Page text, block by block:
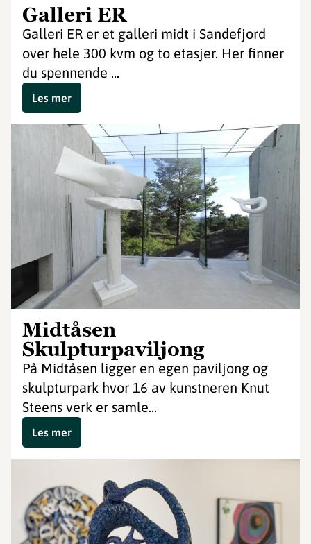
Galleri ER
Galleri ER er et galleri midt i Sandefjord
over hele 300 kvm og to etasjer. Her finner
du spennende ...
Les mer
Midtåsen
Skulpturpaviljong
På Midtåsen ligger en egen paviljong og
skulpturpark hvor 16 av kunstneren Knut
Steens verk er samle...
Les mer